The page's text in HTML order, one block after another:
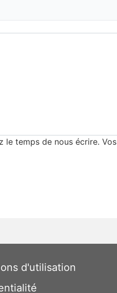
le temps de nous écrire.
d'utilisation